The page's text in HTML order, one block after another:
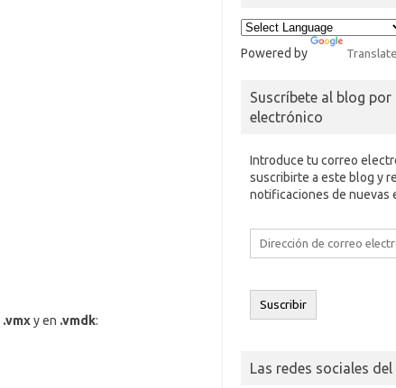
.vmxy en .vmdk:
Powered by Translate
Suscríbete al blog por
electrónico
Introduce tu correo
suscribirte a este blog y
notificaciones de nuevas
Dirección
electrónico
Suscribir
Las redes sociales